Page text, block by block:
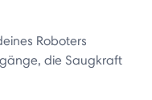
Roboters
die Saugkraft